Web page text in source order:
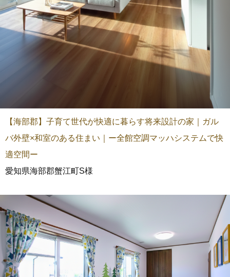
【海部郡】子育て世代が快適に暮らす将来設計の家｜ガル
バ外壁×和室のある住まい｜ー全館空調マッハシステムで快
適空間ー
愛知県海部郡蟹江町S様